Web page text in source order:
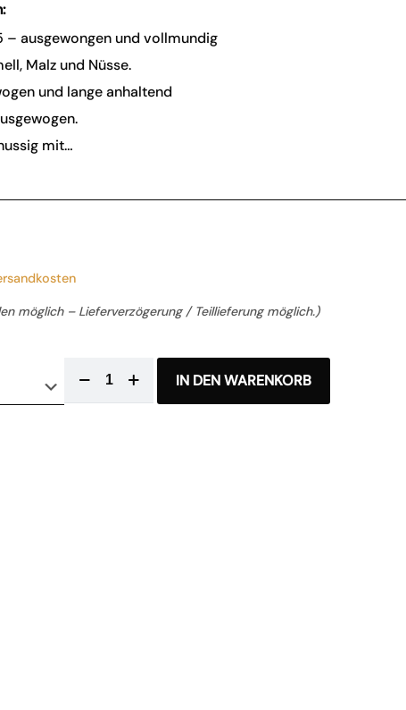
– ausgewongen und vollmundig
Malz und Nüsse.
und lange anhaltend
mit…
möglich – Lieferverzögerung / Teillieferung möglich.)
IN DEN WARENKORB